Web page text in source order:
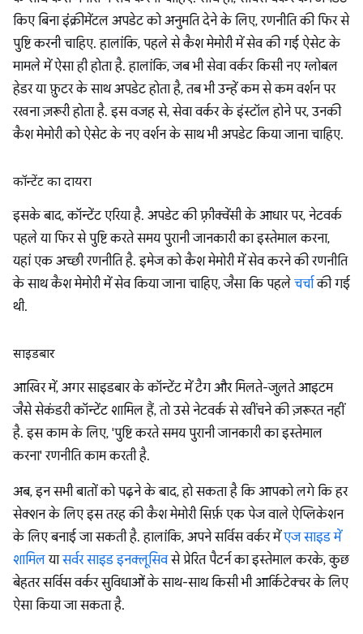
किए बिना इंंक्रीमेंटल अपडेट को अनुमति देने के लिए, रणनीति की फिर से
पुष्टि करनी चाहिए. हालांकि, पहले से कैश मेमोरी में सेव की गई ऐसेट के
मामले में ऐसा ही होता है. हालांकि, जब भी सेवा वर्कर किसी नए ग्लोबल
हेडर या फ़ुटर के साथ अपडेट होता है, तब भी उन्हें कम से कम वर्शन पर
रखना ज़रूरी होता है. इस वजह से, सेवा वर्कर के इंस्टॉल होने पर, उनकी
कैश मेमोरी को ऐसेट के नए वर्शन के साथ भी अपडेट किया जाना चाहिए.
कॉन्टेंट का दायरा
इसके बाद, कॉन्टेंट एरिया है. अपडेट की फ़्रीक्वेंसी के आधार पर, नेटवर्क
पहले या फिर से पुष्टि करते समय पुरानी जानकारी का इस्तेमाल करना,
यहां एक अच्छी रणनीति है. इमेज को कैश मेमोरी में सेव करने की रणनीति
के साथ कैश मेमोरी में सेव किया जाना चाहिए, जैसा कि पहले चर्चाकी गई
थी.
साइडबार
आखिर में, अगर साइडबार के कॉन्टेंट में टैग और मिलते-जुलते आइटम
जैसे सेकंडरी कॉन्टेंट शामिल हैं, तो उसे नेटवर्क से खींचने की ज़रूरत नहीं
है. इस काम के लिए, 'पुष्टि करते समय पुरानी जानकारी का इस्तेमाल
करना' रणनीति काम करती है.
अब, इन सभी बातों को पढ़ने के बाद, हो सकता है कि आपको लगे कि हर
सेक्शन के लिए इस तरह की कैश मेमोरी सिर्फ़ एक पेज वाले ऐप्लिकेशन
के लिए बनाई जा सकती है. हालांकि, अपने सर्विस वर्कर मेंएज साइड में
शामिलयासर्वर साइड इनक्लूसिवसे प्रेरित पैटर्न का इस्तेमाल करके, कुछ
बेहतर सर्विस वर्कर सुविधाओं के साथ-साथ किसी भी आर्किटेक्चर के लिए
ऐसा किया जा सकता है.